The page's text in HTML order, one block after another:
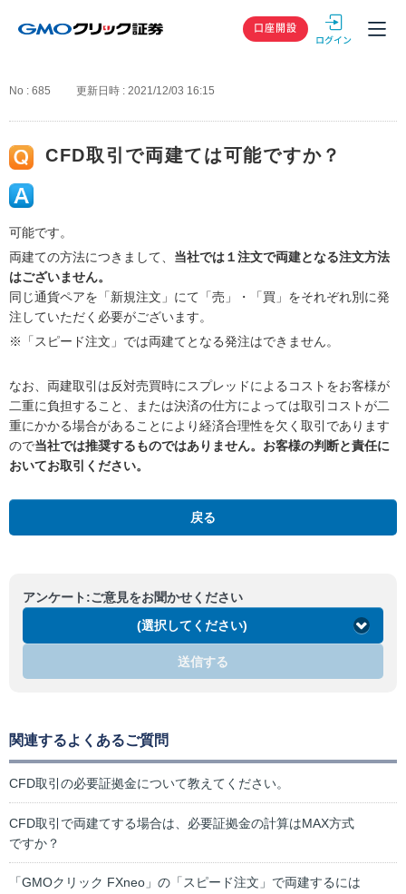
GMOクリック
口座開設
No : 685 更新日時 : 2021/12/03 16:15
CFD取引で両建ては可能ですか？
可能です。
両建ての方法につきまして、 当社では１注文で両建となる注文方法
はございません。
同じ通貨ペアを「新規注文」にて「売」・「買」をそれぞれ別に発
注していただく必要がございます。
※「スピード注文」では両建てとなる発注はできません。
なお、両建取引は反対売買時にスプレッドによるコストをお客様が
二重に負担すること、または決済の仕方によっては取引コストが二
重にかかる場合があることにより経済合理性を欠く取引であります
ので当社では推奨するものではありません。お客様の判断と責任に
おいてお取引ください。
戻る
アンケート:ご意見をお聞かせください
(選択してください)
送信する
関連するよくあるご質問
CFD取引の必要証拠金について教えてください。
CFD取引で両建てする場合は、必要証拠金の計算はMAX方式
ですか？
「GMOクリック FXneo」の「スピード注文」で両建するには